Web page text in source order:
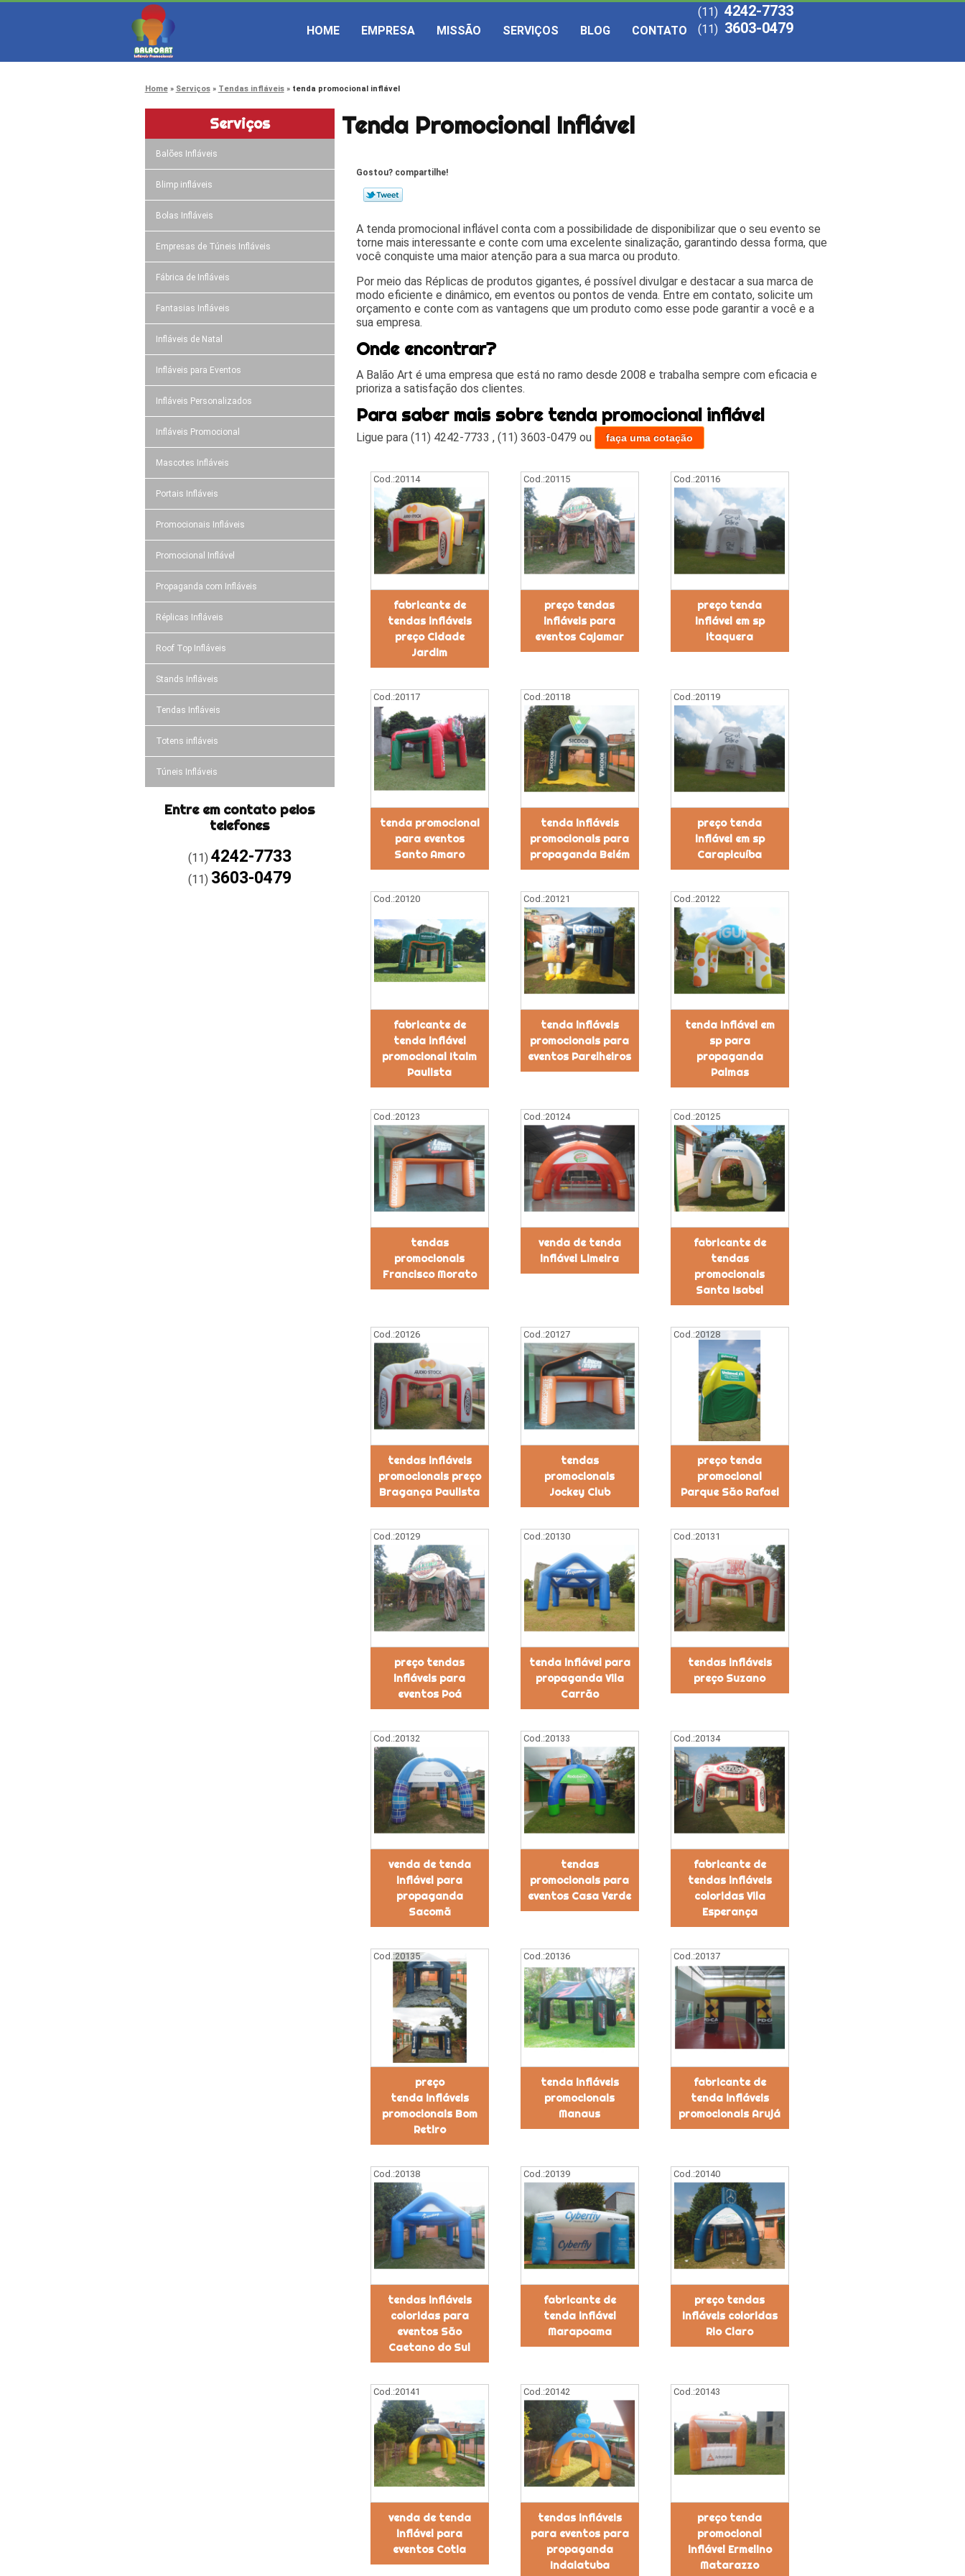
HOME EMPRESA MISSÃO SERVIÇOS BLOG CONTATO
(11) 4242-7733
(11) 3603-0479
Home Serviços Tendas infláveis tenda promocional inflável
Serviços
Balões Infláveis
Blimp infláveis
Bolas Infláveis
Empresas de Túneis Infláveis
Fábrica de Infláveis
Fantasias Infláveis
Infláveis de Natal
Infláveis para Eventos
Infláveis Personalizados
Infláveis Promocional
Mascotes Infláveis
Portais Infláveis
Promocionais Infláveis
Promocional Inflável
Propaganda com Infláveis
Réplicas Infláveis
Roof Top Infláveis
Stands Infláveis
Tendas Infláveis
Totens infláveis
Túneis Infláveis
Entre em contato pelos
telefones
(11) 4242-7733
(11) 3603-0479
Tenda Promocional Inflável
Gostou? compartilhe!
A tenda promocional inflável conta com a possibilidade de disponibilizar que o seu evento se
torne mais interessante e conte com uma excelente sinalização, garantindo dessa forma, que
você conquiste uma maior atenção para a sua marca ou produto.
Por meio das Réplicas de produtos gigantes, é possível divulgar e destacar a sua marca de
modo eficiente e dinâmico, em eventos ou pontos de venda. Entre em contato, solicite um
orçamento e conte com as vantagens que um produto como esse pode garantir a você e a
sua empresa.
Onde encontrar?
A Balão Art é uma empresa que está no ramo desde 2008 e trabalha sempre com eficacia e
prioriza a satisfação dos clientes.
Para saber mais sobre tenda promocional inflável
Ligue para (11) 4242-7733 , (11) 3603-0479 ou faça uma cotação
Cod.:20114
fabricante de
tendas infláveis
preço Cidade
Jardim
Cod.:20115
preço tendas
infláveis para
eventos Cajamar
Cod.:20116
preço tenda
inflável em sp
Itaquera
Cod.:20117
tenda promocional
para eventos
Santo Amaro
Cod.:20118
tenda infláveis
promocionais para
propaganda Belém
Cod.:20119
preço tenda
inflável em sp
Carapicuíba
Cod.:20120
fabricante de
tenda inflável
promocional Itaim
Paulista
Cod.:20121
tenda infláveis
promocionais para
eventos Parelheiros
Cod.:20122
tenda inflável em
sp para
propaganda
Palmas
Cod.:20123
tendas
promocionais
Francisco Morato
Cod.:20124
venda de tenda
inflável Limeira
Cod.:20125
fabricante de
tendas
promocionais
Santa Isabel
Cod.:20126
tendas infláveis
promocionais preço
Bragança Paulista
Cod.:20127
tendas
promocionais
Jockey Club
Cod.:20128
preço tenda
promocional
Parque São Rafael
Cod.:20129
preço tendas
infláveis para
eventos Poá
Cod.:20130
tenda inflável para
propaganda Vila
Carrão
Cod.:20131
tendas infláveis
preço Suzano
Cod.:20132
venda de tenda
inflável para
propaganda
Sacomã
Cod.:20133
tendas
promocionais para
eventos Casa Verde
Cod.:20134
fabricante de
tendas infláveis
coloridas Vila
Esperança
Cod.:20135
preço
tenda infláveis
promocionais Bom
Retiro
Cod.:20136
tenda infláveis
promocionais
Manaus
Cod.:20137
fabricante de
tenda infláveis
promocionais Arujá
Cod.:20138
tendas infláveis
coloridas para
eventos São
Caetano do Sul
Cod.:20139
fabricante de
tenda inflável
Marapoama
Cod.:20140
preço tendas
infláveis coloridas
Rio Claro
Cod.:20141
venda de tenda
inflável para
eventos Cotia
Cod.:20142
tendas infláveis
para eventos para
propaganda
Indaiatuba
Cod.:20143
preço tenda
promocional
inflável Ermelino
Matarazzo